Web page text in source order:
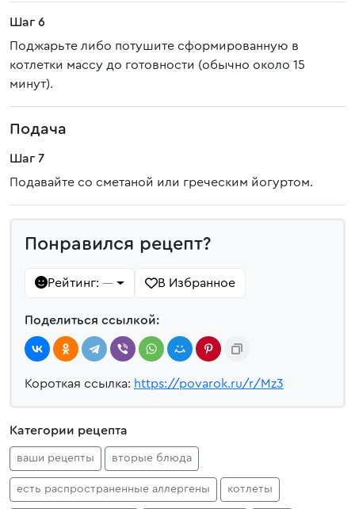
Шаг 6
Поджарьте либо потушите сформированную в
котлетки массу до готовности (обычно около 15
минут).
Подача
Шаг 7
Подавайте со сметаной или греческим йогуртом.
Понравился рецепт?
Рейтинг: — В Избранное
Поделиться ссылкой:
Короткая ссылка: https://povarok.ru/r/Mz3
Категории рецепта
ваши рецепты вторые блюда
есть распространенные аллергены котлеты